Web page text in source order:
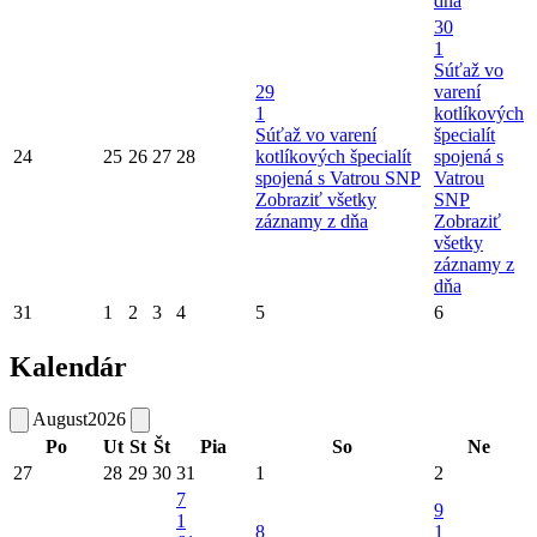
24 25 26 27 28
29
1
Súťaž vo varení
kotlíkových špecialít
spojená s Vatrou SNP
Zobraziť všetky
záznamy z dňa
30
1
Súťaž vo
varení
kotlíkových
špecialít
spojená s
Vatrou
SNP
Zobraziť
všetky
záznamy z
dňa
31
1 2 3 4 5 6
Kalendár
August2026
Po
Ut St Št Pia So
Ne
27
28 29 30 31 1 2
7
1
8
9
1